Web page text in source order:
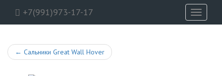
+7(991)973-17-17
Toggle
← Сальники Great Wall Hover